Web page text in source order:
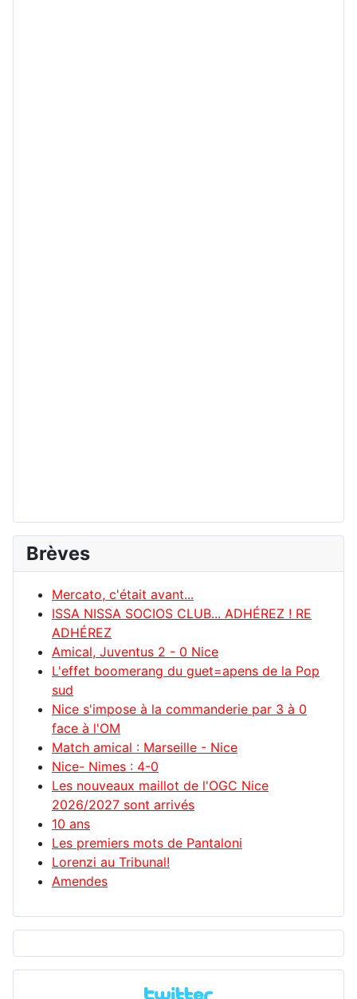
Brèves
Mercato, c'était avant...
ISSA NISSA SOCIOS CLUB... ADHÉREZ ! RE
ADHÉREZ
Amical, Juventus 2 - 0 Nice
L'effet boomerang du guet=apens de la Pop
sud
Nice s'impose à la commanderie par 3 à 0
face à l'OM
Match amical : Marseille - Nice
Nice- Nimes : 4-0
Les nouveaux maillot de l'OGC Nice
2026/2027 sont arrivés
10 ans
Les premiers mots de Pantaloni
Lorenzi au Tribunal!
Amendes